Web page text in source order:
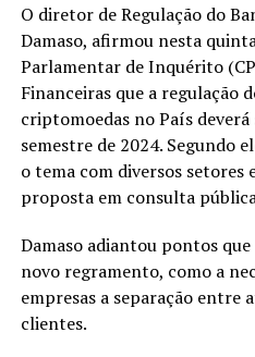
O diretor de Regulação do
Damaso, afirmou nesta
Parlamentar de Inquérito (
Financeiras que a regulação
criptomoedas no País
semestre de 2024. Segundo
o tema com diversos setores
proposta em consulta
Damaso adiantou pontos
novo regramento, como a
empresas a separação entre
clientes.